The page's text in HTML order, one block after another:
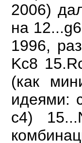
2006)
на 12...g6
1996,
Kc8
(как
идеями:
с4)